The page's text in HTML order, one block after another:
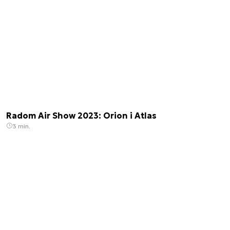
Radom Air Show 2023: Orion i Atlas
3 min.